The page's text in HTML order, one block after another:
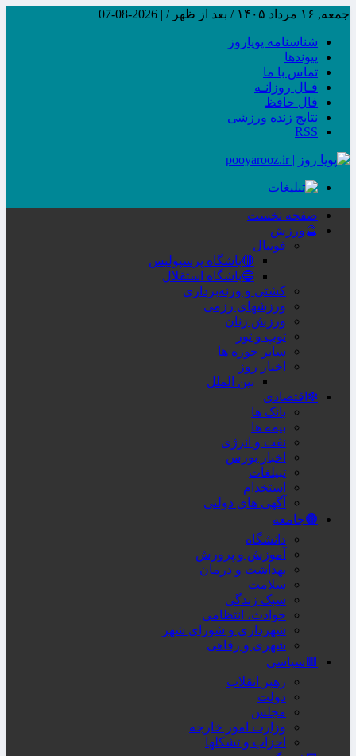
جمعه, ۱۶ مرداد ۱۴۰۵ / بعد از ظهر / |
2026-08-07
شناسنامه پویاروز
پیوندها
تماس با ما
فـال روزانـه
فال حافظ
نتایج زنده ورزشی
RSS
صفحه نخست
🔮ورزش
فوتبال
🔴باشگاه پرسپولیس
🔵باشگاه استقلال
کشتی و وزنه‌برداری
ورزشهای رزمی
ورزش زنان
توپ و تور
سایر حوزه ها
اخبار روز
بین الملل
❇اقتصادی
بانک ها
بیمه ها
نفت و انرژی
اخبار بورس
تبیلغات
استخدام
آگهی های دولتی
🟤جامعه
دانشگاه
آموزش و پرورش
بهداشت و درمان
سلامت
سبک زندگی
حوادث، انتظامی
شهرداری و شورای شهر
شهری و رفاهی
🟥سیاسی
رهبر انقلاب
دولت
مجلس
وزارت امور خارجه
احزاب و تشکلها